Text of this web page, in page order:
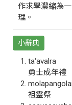
作求學濃縮為
理。
小辭典
ta‘avalra
勇士成年禮
molapangolai
祖靈祭